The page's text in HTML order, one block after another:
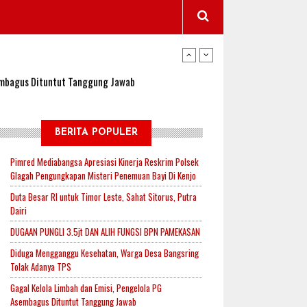
Jadi Lokasi Uji Coba Program NADI JKN
Dituntut Tanggung Jawab
Padi, Proyeksi Hasil Capai 2,4 Ton Gabah
Indonesia.id Perkuat Sinergitas Lewat Ngopi
untuk Mendukung Ketahanan Pangan Nasional
Jadi Lokasi Uji Coba Program NADI JKN
BERITA POPULER
Pimred Mediabangsa Apresiasi Kinerja Reskrim Polsek
Glagah Pengungkapan Misteri Penemuan Bayi Di Kenjo
Duta Besar RI untuk Timor Leste, Sahat Sitorus, Putra
Dairi
DUGAAN PUNGLI 3.5jt DAN ALIH FUNGSI BPN PAMEKASAN
Diduga Mengganggu Kesehatan, Warga Desa Bangsring
Tolak Adanya TPS
Gagal Kelola Limbah dan Emisi, Pengelola PG
Asembagus Dituntut Tanggung Jawab